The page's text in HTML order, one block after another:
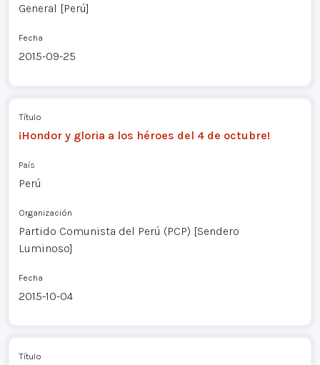
General [Perú]
Fecha
2015-09-25
Título
¡Hondor y gloria a los héroes del 4 de octubre!
País
Perú
Organización
Partido Comunista del Perú (PCP) [Sendero
Luminoso]
Fecha
2015-10-04
Título